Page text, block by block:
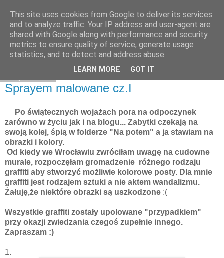
Moje miejsce
Sprayem malowane cz.I
Po świątecznych wojażach pora na odpoczynek
zarówno w życiu jak i na blogu... Zabytki czekają na
swoją kolej, śpią w folderze "Na potem" a ja stawiam na
obrazki i kolory.
Od kiedy we Wrocławiu zwróciłam uwagę na cudowne
murale, rozpoczęłam gromadzenie różnego rodzaju
graffiti aby stworzyć możliwie kolorowe posty. Dla mnie
graffiti jest rodzajem sztuki a nie aktem wandalizmu.
Żałuję,że niektóre obrazki są uszkodzone :(
Wszystkie graffiti zostały upolowane "przypadkiem"
przy okazji zwiedzania czegoś zupełnie innego.
Zapraszam :)
1.
This site uses cookies from Google to deliver its services
and to analyze traffic. Your IP address and user-agent are
shared with Google along with performance and security
metrics to ensure quality of service, generate usage
statistics, and to detect and address abuse.
LEARN MORE GOT IT